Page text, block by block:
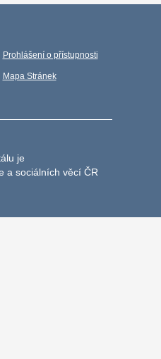
Prohlášení o přístupnosti
Mapa Stránek
je
a sociálních věcí ČR